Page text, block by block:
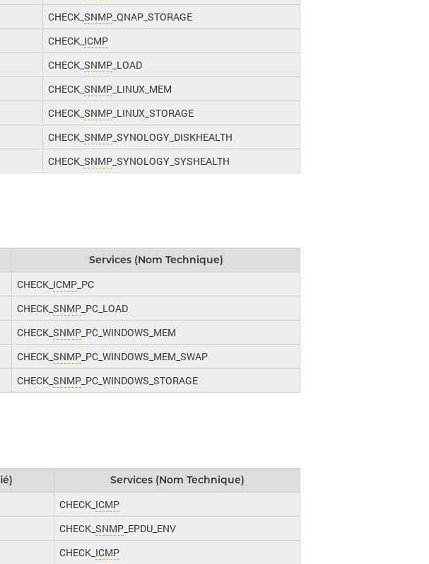
CHECK_ SNMP _QNAP_STORAGE
CHECK_ ICMP
CHECK_ SNMP _LOAD
CHECK_ SNMP _LINUX_MEM
CHECK_ SNMP _LINUX_STORAGE
CHECK_ SNMP _SYNOLOGY_DISKHEALTH
CHECK_ SNMP _SYNOLOGY_SYSHEALTH
Services (Nom Technique)
CHECK_ ICMP _PC
CHECK_ SNMP _PC_LOAD
CHECK_ SNMP _PC_WINDOWS_MEM
CHECK_ SNMP _PC_WINDOWS_MEM_SWAP
CHECK_ SNMP _PC_WINDOWS_STORAGE
Services (Nom Technique)
CHECK_ ICMP
CHECK_ SNMP _EPDU_ENV
CHECK_ ICMP